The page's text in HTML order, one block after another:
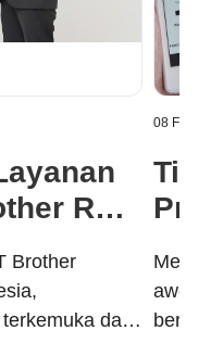
Raih
Brother
dari
08
Tips
awet,